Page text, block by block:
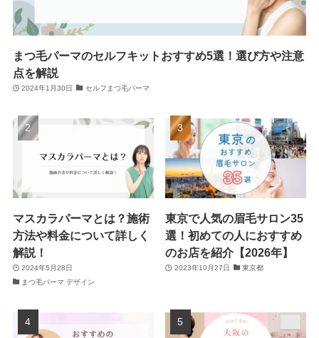
まつ毛パーマのセルフキットおすすめ5選！選び方や注意
点を解説
2024年1月30日 セルフまつ毛パーマ
マスカラパーマとは？施術
方法や料金について詳しく
解説！
2024年5月28日
まつ毛パーマ デザイン
東京で人気の眉毛サロン35
選！初めての人におすすめ
のお店を紹介【2026年】
2023年10月27日 東京都